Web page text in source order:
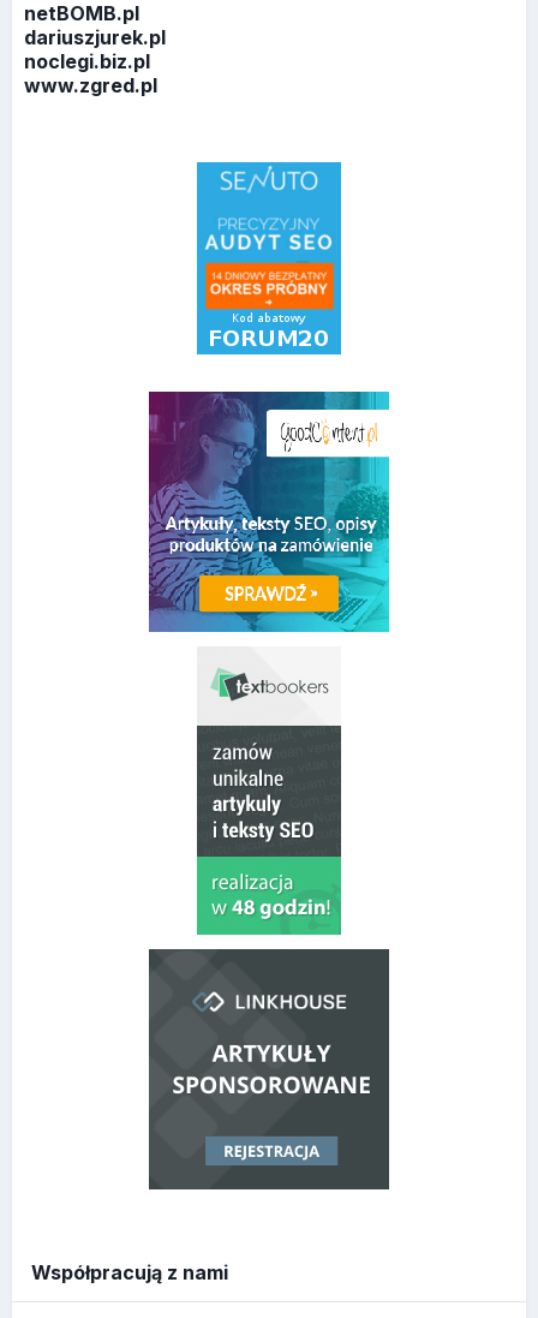
netBOMB.pl
dariuszjurek.pl
noclegi.biz.pl
www.zgred.pl
Współpracują z nami